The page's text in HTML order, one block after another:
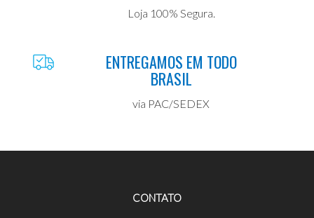
Loja 100% Segura.
ENTREGAMOS EM TODO
BRASIL
via PAC/SEDEX
CONTATO